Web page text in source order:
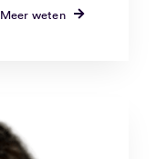
Meer weten